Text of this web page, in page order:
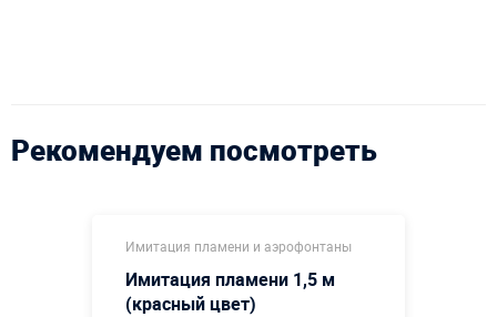
Рекомендуем посмотреть
Имитация пламени и аэрофонтаны
Имитация пламени 1,5 м
(красный цвет)